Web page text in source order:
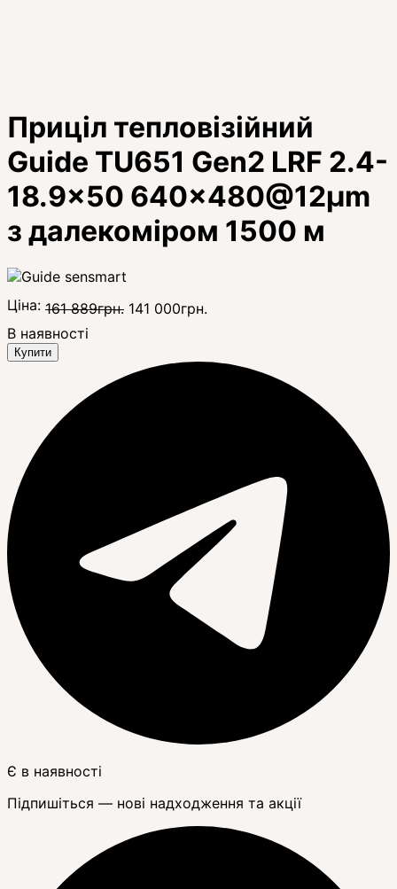
Приціл тепловізійний
Guide TU651 Gen2 LRF 2.4-
18.9x50 640x480@12μm
з далекоміром 1500 м
Ціна: 161 889грн. 141 000грн.
В наявності
Купити
Є в наявності
Підпишіться — нові надходження та акції